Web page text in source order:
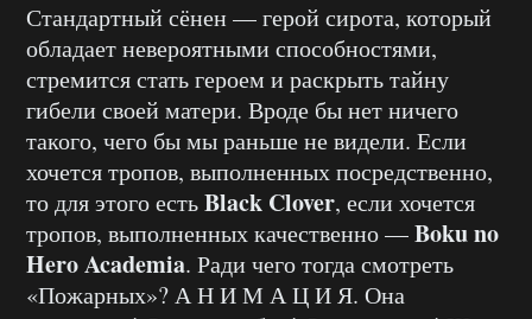
Стандартный сёнен — герой сирота, который
обладает невероятными способностями,
стремится стать героем и раскрыть тайну
гибели своей матери. Вроде бы нет ничего
такого, чего бы мы раньше не видели. Если
хочется тропов, выполненных посредственно,
то для этого естьBlack Clover, если хочется
тропов, выполненных качественно —Boku no
Hero Academia. Ради чего тогда смотреть
«Пожарных»? А Н И М А Ц И Я. Она